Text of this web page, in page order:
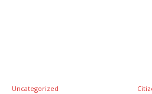
Uncategorized